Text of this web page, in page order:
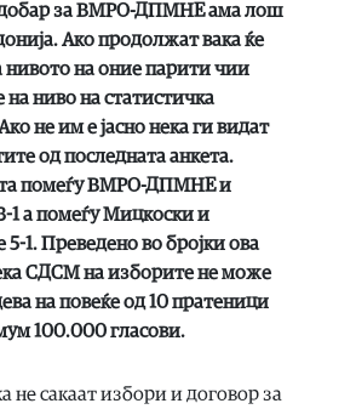
за ВМРО-ДПМНЕ ама лош
Ако продолжат вака ќе
нивото на оние парити чии
на ниво на статистичка
не им е јасно нека ги видат
од последната анкета.
помеѓу ВМРО-ДПМНЕ и
1 а помеѓу Мицкоски и
1. Преведено во бројки ова
СДСМ на изборите не може
на повеќе од 10 пратеници
100.000 гласови.
не сакаат избори и договор за